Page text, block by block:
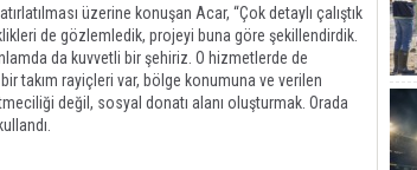
üzerine konuşan Acar, “Çok detaylı çalıştık
de gözlemledik, projeyi buna göre şekillendirdik.
da kuvvetli bir şehiriz. O hizmetlerde de
takım rayiçleri var, bölge konumuna ve verilen
değil, sosyal donatı alanı oluşturmak. Orada